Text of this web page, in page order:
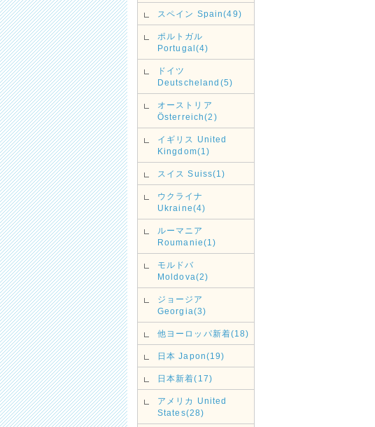
スペイン Spain(49)
ポルトガル
Portugal(4)
ドイツ
Deutscheland(5)
オーストリア
Österreich(2)
イギリス United
Kingdom(1)
スイス Suiss(1)
ウクライナ
Ukraine(4)
ルーマニア
Roumanie(1)
モルドバ
Moldova(2)
ジョージア
Georgia(3)
他ヨーロッパ新着(18)
日本 Japon(19)
日本新着(17)
アメリカ United
States(28)